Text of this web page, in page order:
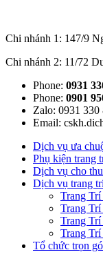
Chi nhánh 1: 147/9
Chi nhánh 2: 11/72
Phone: 0931
Phone: 0901
Zalo: 0931 330
Email:
Dịch vụ ưa
Phụ kiện trang
Dịch vụ cho
Dịch vụ trang
Trang
Trang
Trang
Trang
Tổ chức trọn